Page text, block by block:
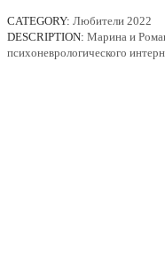
CATEGORY: Любители 2022
DESCRIPTION: Марина и
психоневрологического